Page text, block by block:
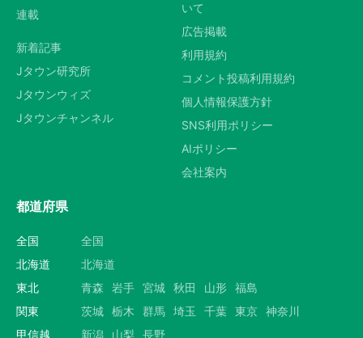
連載
新着記事
Jタウン研究所
Jタウンウィズ
Jタウンチャンネル
いて
広告掲載
利用規約
コメント投稿利用規約
個人情報保護方針
SNS利用ポリシー
AIポリシー
会社案内
都道府県
全国
全国
北海道
北海道
東北
青森 岩手 宮城 秋田 山形 福島
関東
茨城 栃木 群馬 埼玉 千葉 東京 神奈川
甲信越
新潟 山梨 長野